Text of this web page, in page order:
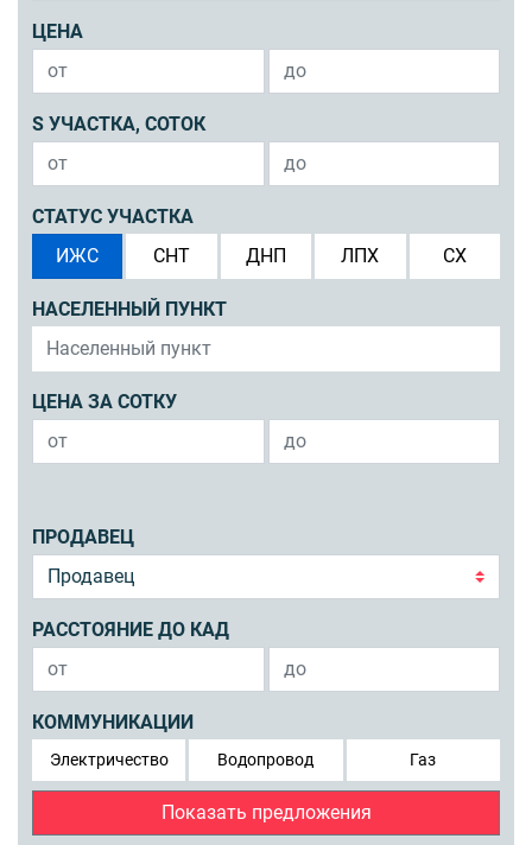
ЦЕНА
S УЧАСТКА, СОТОК
СТАТУС УЧАСТКА
ИЖС
СНТ ДНП ЛПХ СХ
НАСЕЛЕННЫЙ ПУНКТ
ЦЕНА ЗА СОТКУ
ПРОДАВЕЦ
РАССТОЯНИЕ ДО КАД
КОММУНИКАЦИИ
Электричество Водопровод Газ
Показать предложения